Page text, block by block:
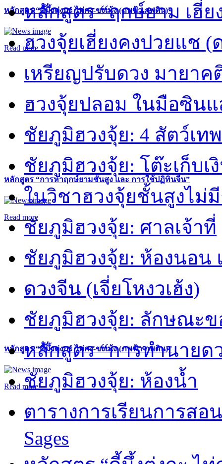
หลักสูตร “คี้มึ้งตุ่งกะ ไท่กง-ขงเม้ง (ภพฟ้า ภพดิน)”
Read more
หลักสูตร “การหาฤกษ์ยามชั้นสูง และ การใช้ปฏิทินจีน”
Read more
หลักสูตร “คี้มึ้งตุ่งกะ ไท่กง-ขงเม้ง (ภพฟ้า ภพดิน)”
Read more
หลักสูตร “ฤกษ์ยาม เฮี่ย
ฮวงจุ้ยเฮี่ยงคงปวยแช (
เหรียญปรับดวง มายา
ฮวงจุ้ยปลอม ในมือซิน
ชัยภูมิฮวงจุ้ย: 4 สัตว์เทพ
ชัยภูมิฮวงจุ้ย: โต๊ะเก็บเ
ในวิชาฮวงจุ้ยชั้นสูงไม่
ชัยภูมิฮวงจุ้ย: ศาลเจ้าที่
ชัยภูมิฮวงจุ้ย: ห้องนอน
ดวงจีน (เจี่ยโหงวเฮ้ง)
ชัยภูมิฮวงจุ้ย: ลักษณะ
หลักสูตร “การทำนายด
ชัยภูมิฮวงจุ้ย: ห้องน้ำ
ตารางการเรียนการส
Sages